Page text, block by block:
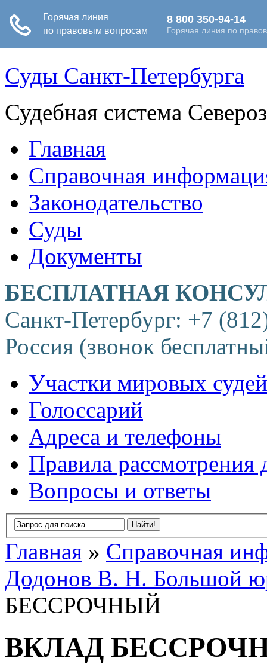
Суды Санкт-Петербурга
Судебная система
Главная
Справочная
Законодательство
Суды
Документы
БЕСПЛАТНАЯ
Санкт-Петербург: +7
Россия (звонок
Участки мировых судей
Голоссарий
Адреса и телефоны
Правила рассмотрения
Вопросы и ответы
Главная » Справочная
Додонов В. Н. Большой
БЕССРОЧНЫЙ
ВКЛАД